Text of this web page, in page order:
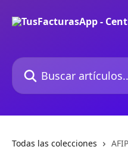
Buscar artículos...
Todas las colecciones